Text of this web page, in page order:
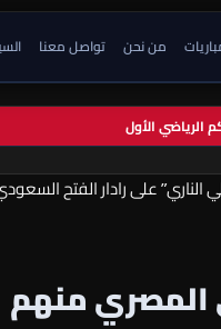
من نحن تواصل معنا
الرياضي الأول
نجوم من الدوري المصري منهم